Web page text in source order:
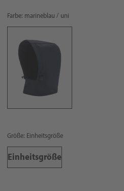
Farbe: marineblau / uni
Größe: Einheitsgröße
Einheitsgröße